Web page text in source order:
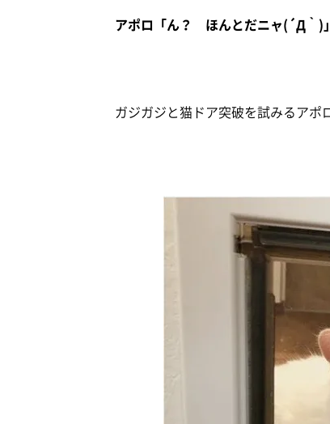
アポロ「ん？ ほんとだニャ(´Д｀)」
ガジガジと猫ドア突破を試みるア